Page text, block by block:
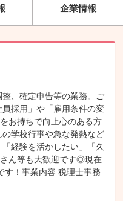
企業情報
、確定申告等の業務。ご
採用」や「雇用条件の変
お持ちで向上心のある方
学校行事や急な発熱など
経験を活かしたい」「久
ん等も大歓迎です◎現在
す！事業内容 税理士事務